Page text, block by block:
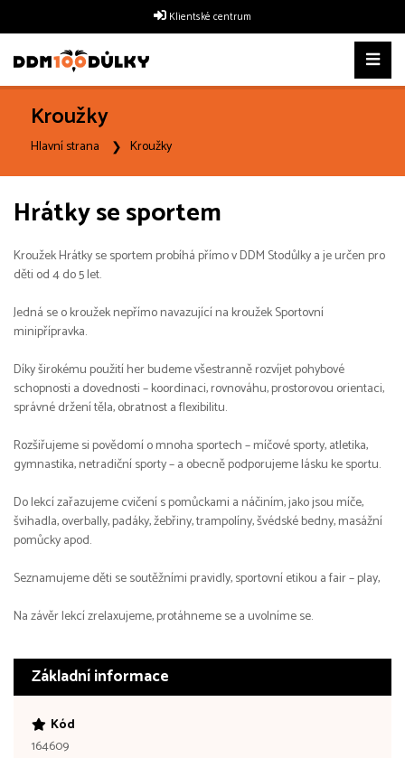
Klientské centrum
Kroužky
Hlavní strana Kroužky
Hrátky se sportem
Kroužek Hrátky se sportem probíhá přímo v DDM Stodůlky a je určen pro
děti od 4 do 5 let.
Jedná se o kroužek nepřímo navazující na kroužek Sportovní
minipřípravka.
Díky širokému použití her budeme všestranně rozvíjet pohybové
schopnosti a dovednosti – koordinaci, rovnováhu, prostorovou orientaci,
správné držení těla, obratnost a flexibilitu.
Rozšiřujeme si povědomí o mnoha sportech – míčové sporty, atletika,
gymnastika, netradiční sporty – a obecně podporujeme lásku ke sportu.
Do lekcí zařazujeme cvičení s pomůckami a náčiním, jako jsou míče,
švihadla, overbally, padáky, žebřiny, trampolíny, švédské bedny, masážní
pomůcky apod.
Seznamujeme děti se soutěžními pravidly, sportovní etikou a fair – play,
Na závěr lekcí zrelaxujeme, protáhneme se a uvolníme se.
Základní informace
Kód
164609